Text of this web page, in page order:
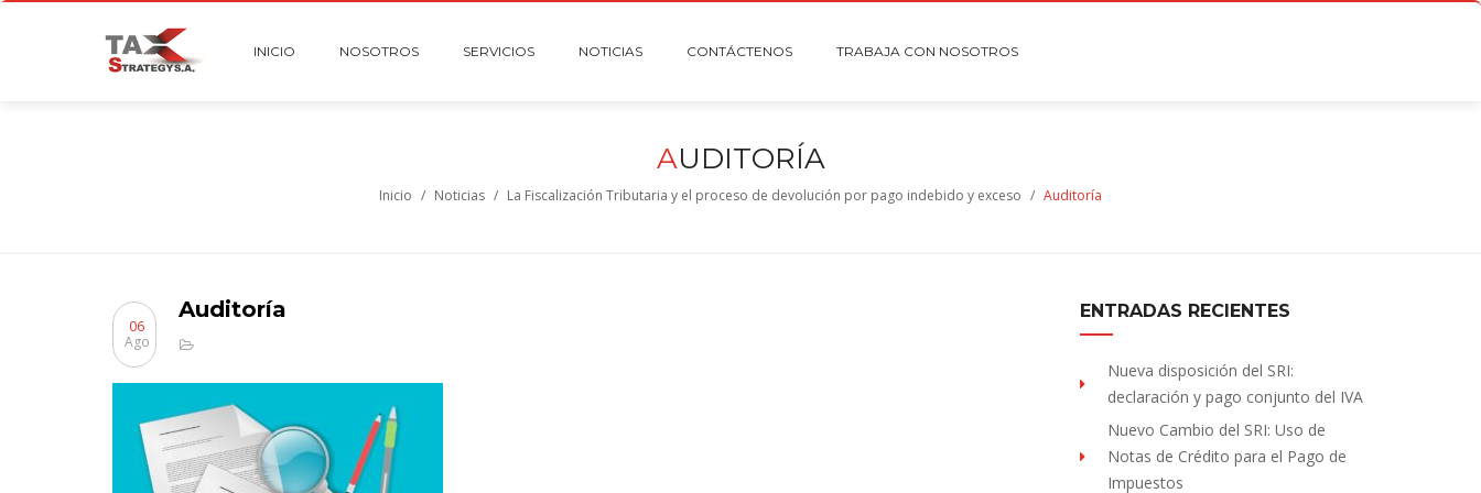
INICIO NOSOTROS SERVICIOS NOTICIAS CONTÁCTENOS TRABAJA CON NOSOTROS
AUDITORÍA
Inicio / Noticias / La Fiscalización Tributaria y el proceso de devolución por pago indebido y exceso / Auditoría
Auditoría
06
Ago
ENTRADAS RECIENTES
Nueva disposición del SRI:
declaración y pago conjunto del IVA
Nuevo Cambio del SRI: Uso de
Notas de Crédito para el Pago de
Impuestos